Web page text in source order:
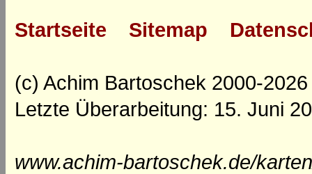
Startseite Sitemap
(c) Achim Bartoschek 2000-2026
Letzte Überarbeitung: 15. Juni
www.achim-bartoschek.de/